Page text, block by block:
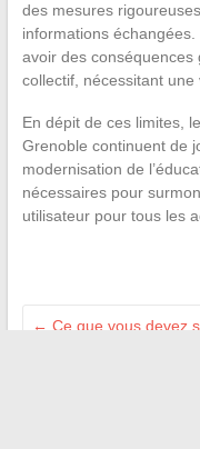
des mesures
informations
avoir des conséquences
collectif, nécessitant une
En dépit de ces limites,
Grenoble continuent de
modernisation de
nécessaires pour
utilisateur pour tous les
← Ce que vous devez